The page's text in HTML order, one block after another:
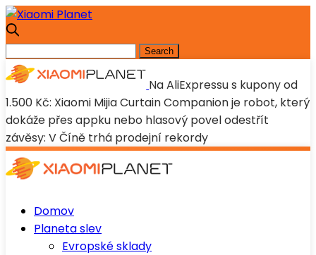
Na AliExpressu s kupony od
1.500 Kč: Xiaomi Mijia Curtain Companion je robot, který
dokáže přes appku nebo hlasový povel odestřít
závěsy: V Číně trhá prodejní rekordy
Domov
Planeta slev
Evropské sklady